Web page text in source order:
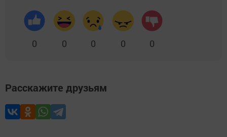
0 0 0 0 0
Расскажите друзьям